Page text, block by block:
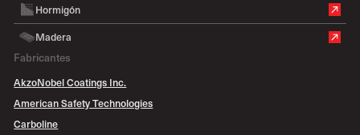
Hormigón
Madera
Fabricantes
AkzoNobel Coatings Inc.
American Safety Technologies
Carboline